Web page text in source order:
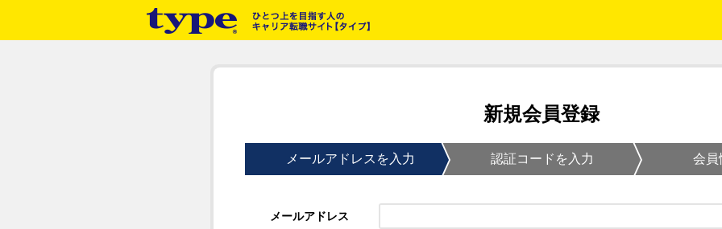
新規会員登録
メールアドレスを入力 認証コードを入力 会員
メールアドレス